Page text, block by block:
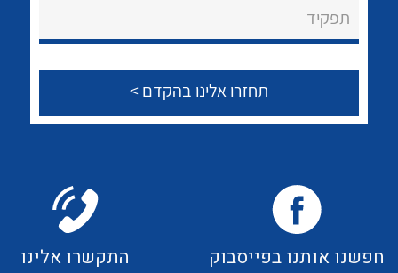
תפקיד
חפשנו אותנו בפייסבוק התקשרו אלינו